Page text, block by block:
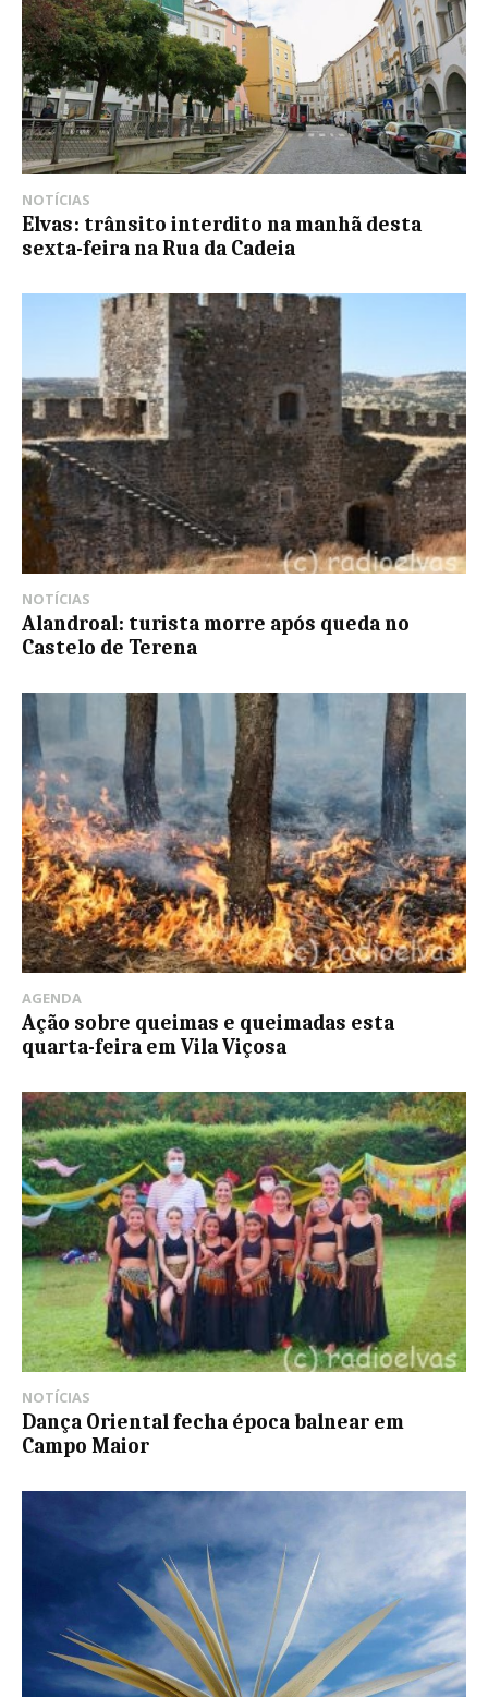
NOTÍCIAS
Elvas: trânsito interdito na manhã desta
sexta-feira na Rua da Cadeia
NOTÍCIAS
Alandroal: turista morre após queda no
Castelo de Terena
AGENDA
Ação sobre queimas e queimadas esta
quarta-feira em Vila Viçosa
NOTÍCIAS
Dança Oriental fecha época balnear em
Campo Maior